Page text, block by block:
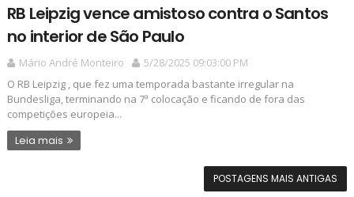
RB Leipzig vence amistoso contra o Santos
no interior de São Paulo
Mário André Monteiro
5/28/2025 09:03:00 PM
O RB Leipzig , que fez uma temporada bastante irregular na
Bundesliga, terminando na 7ª colocação e ficando de fora das
competições europeia...
Leia mais
POSTAGENS MAIS ANTIGAS